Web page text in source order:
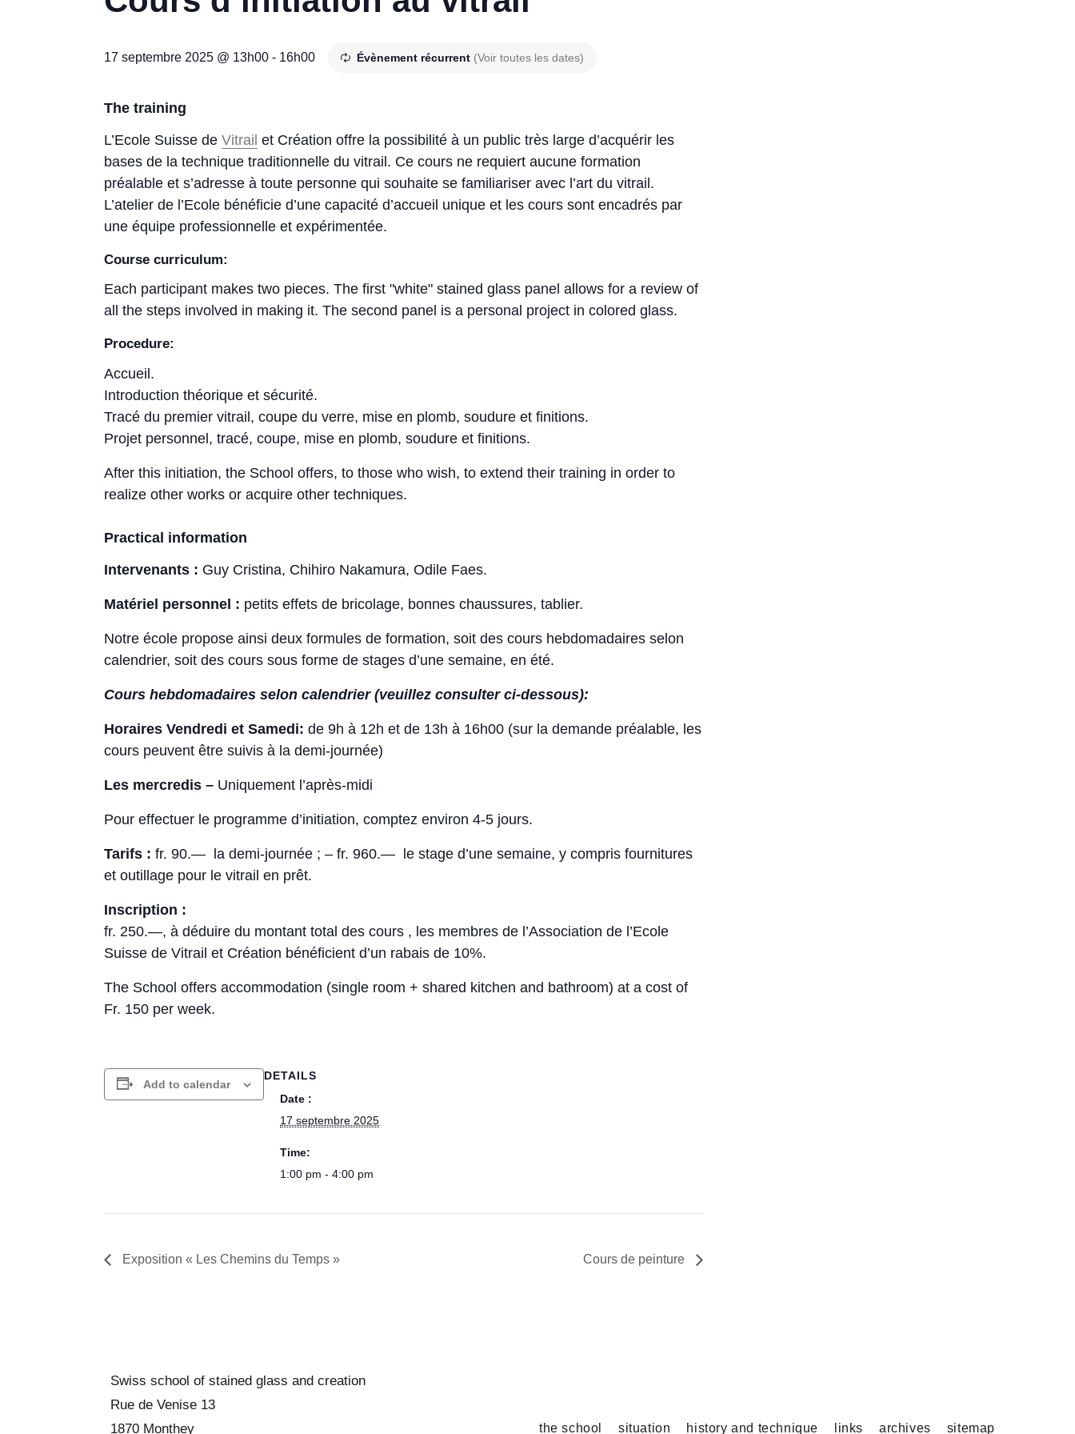
17 septembre 2025 @ 13h00 - 16h00 Évènement récurrent (Voir toutes les dates)
The training
L’Ecole Suisse deVitrail et Création offre la possibilité à un public très large d’acquérir les
bases de la technique traditionnelle du vitrail. Ce cours ne requiert aucune formation
préalable et s’adresse à toute personne qui souhaite se familiariser avec l’art du vitrail.
L’atelier de l’Ecole bénéficie d’une capacité d’accueil unique et les cours sont encadrés par
une équipe professionnelle et expérimentée.
Course curriculum:
Each participant makes two pieces. The first "white" stained glass panel allows for a review of
all the steps involved in making it. The second panel is a personal project in colored glass.
Procedure:
Accueil.
Introduction théorique et sécurité.
Tracé du premier vitrail, coupe du verre, mise en plomb, soudure et finitions.
Projet personnel, tracé, coupe, mise en plomb, soudure et finitions.
After this initiation, the School offers, to those who wish, to extend their training in order to
realize other works or acquire other techniques.
Practical information
Intervenants : Guy Cristina, Chihiro Nakamura, Odile Faes.
Matériel personnel : petits effets de bricolage, bonnes chaussures, tablier.
Notre école propose ainsi deux formules de formation, soit des cours hebdomadaires selon
calendrier, soit des cours sous forme de stages d’une semaine, en été.
Cours hebdomadaires selon calendrier (veuillez consulter ci-dessous):
Horaires Vendredi et Samedi: de 9h à 12h et de 13h à 16h00 (sur la demande préalable, les
cours peuvent être suivis à la demi-journée)
Les mercredis – Uniquement l’après-midi
Pour effectuer le programme d’initiation, comptez environ 4-5 jours.
Tarifs : fr. 90.— la demi-journée ; – fr. 960.— le stage d’une semaine, y compris fournitures
et outillage pour le vitrail en prêt.
Inscription :
fr. 250.—, à déduire du montant total des cours , les membres de l’Association de l’Ecole
Suisse de Vitrail et Création bénéficient d’un rabais de 10%.
The School offers accommodation (single room + shared kitchen and bathroom) at a cost of
Fr. 150 per week.
Add to calendar
DETAILS
Date :
17 septembre 2025
Time:
1:00 pm - 4:00 pm
Exposition « Les Chemins du Temps » Cours de peinture
Swiss school of stained glass and creation
Rue de Venise 13
1870 Monthey
the school situation history and technique links archives sitemap